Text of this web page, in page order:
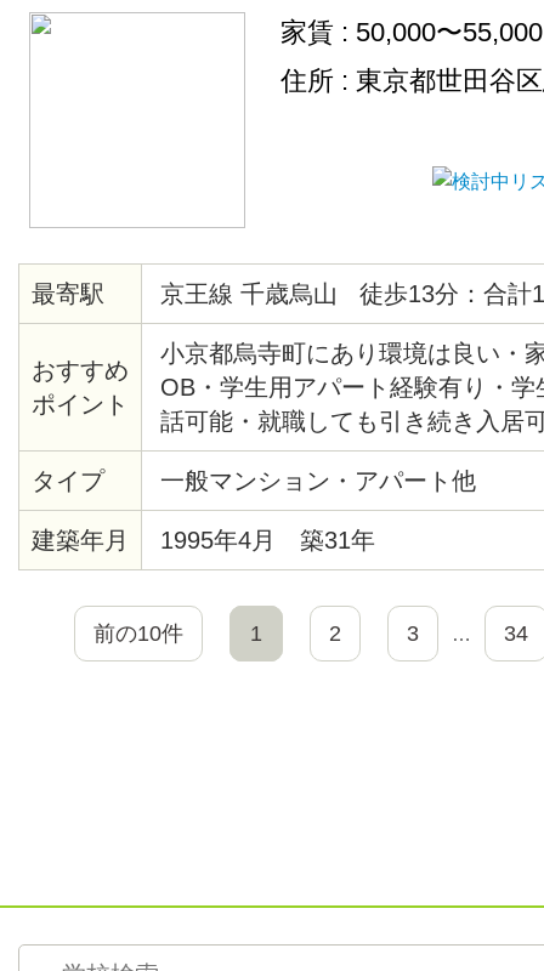
家賃 : 50,000〜
住所 : 東京都世田谷
最寄駅 京王線 千歳烏山 徒歩13分：合計
おすすめ
ポイント
小京都烏寺町にあり環境は良い・
OB・学生用アパート経験有り・
話可能・就職しても引き続き入居
（賃貸人による個別の契約が必要
タイプ
一般マンション・アパート他
建築年月 1995年4月 築31年
前の10件 1 2 3 … 34